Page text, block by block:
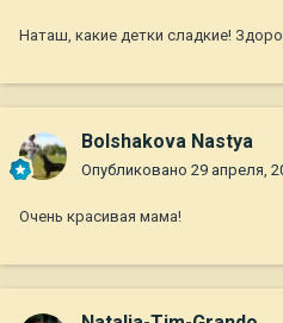
Наташ, какие детки сладкие!
Bolshakova Nastya
Опубликовано 29 апреля,
Очень красивая мама!